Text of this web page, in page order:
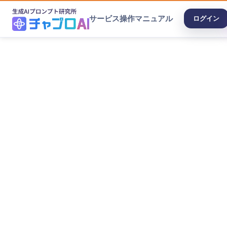
サービス操作マニュアル ログイン